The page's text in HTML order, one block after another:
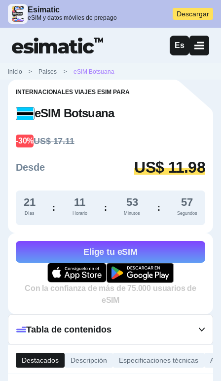
Esimatic
eSIM y datos móviles de prepago Descargar
Es
Inicio > Paises > eSIM Botsuana
INTERNACIONALES VIAJES ESIM PARA
eSIM Botsuana
-30%US$ 17.11
Desde US$ 11.98
21
Días
: 11
Horario
: 53
Minutos
: 56
Segundos
Elige tu eSIM
Con la confianza de más de 75.000 usuarios de
eSIM
Destacados Descripción Especificaciones técnicas
Tabla de contenidos